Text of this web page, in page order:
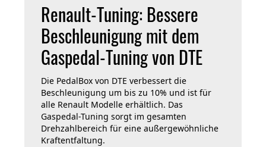
Renault-Tuning: Bessere
Beschleunigung mit dem
Gaspedal-Tuning von DTE
Die PedalBox von DTE verbessert die
Beschleunigung um bis zu 10% und ist für
alle Renault Modelle erhältlich. Das
Gaspedal-Tuning sorgt im gesamten
Drehzahlbereich für eine außergewöhnliche
Kraftentfaltung.